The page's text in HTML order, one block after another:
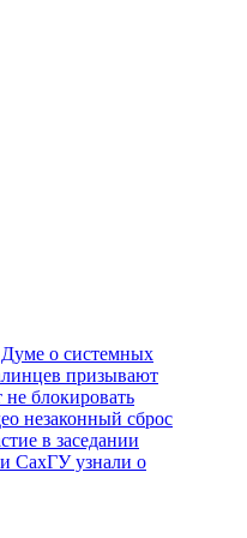
Думе о системных
призывают
блокировать
незаконный сброс
в заседании
СахГУ узнали о